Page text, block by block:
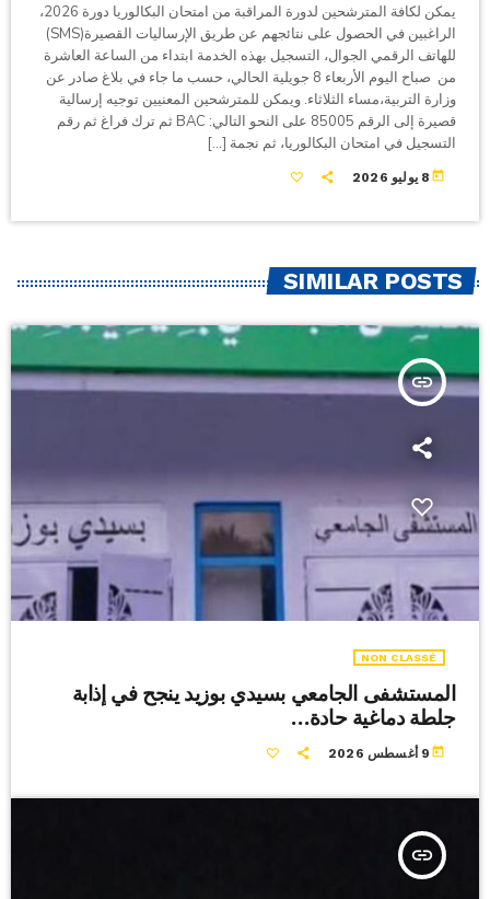
يمكن لكافة المترشحين لدورة المراقبة من امتحان البكالوريا دورة 2026،
الراغبين في الحصول على نتائجهم عن طريق الإرساليات القصيرة(SMS)
للهاتف الرقمي الجوال، التسجيل بهذه الخدمة ابتداء من الساعة العاشرة
من صباح اليوم الأربعاء 8 جويلية الحالي، حسب ما جاء في بلاغ صادر عن
وزارة التربية،مساء الثلاثاء. ويمكن للمترشحين المعنيين توجيه إرسالية
قصيرة إلى الرقم 85005 على النحو التالي: BAC ثم ترك فراغ ثم رقم
التسجيل في امتحان البكالوريا، ثم نجمة […]
today 8 يوليو 2026
SIMILAR POSTS
insert_link
NON CLASSÉ
المستشفى الجامعي بسيدي بوزيد ينجح في إذابة
جلطة دماغية حادة…
today 9 أغسطس 2026
insert_link